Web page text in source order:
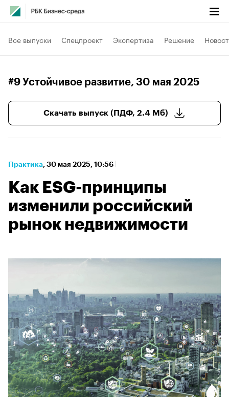
Все выпуски Спецпроект Экспертиза Решение
#9 Устойчивое развитие, 30 мая 2025
Скачать выпуск (ПДФ, 2.4 Мб)
Практика⁠, 30 мая 2025, 10:56
Как ESG-принципы
изменили российский
рынок недвижимости